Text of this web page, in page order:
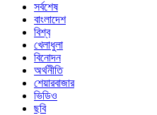
সর্বশেষ
বাংলাদেশ
বিশ্ব
খেলাধুলা
বিনোদন
অর্থনীতি
শেয়ারবাজার
ভিডিও
ছবি